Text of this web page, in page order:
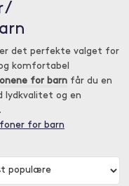
/
er det perfekte valget for
komfortabel
for barn får du en
lydkvalitet og en
for barn